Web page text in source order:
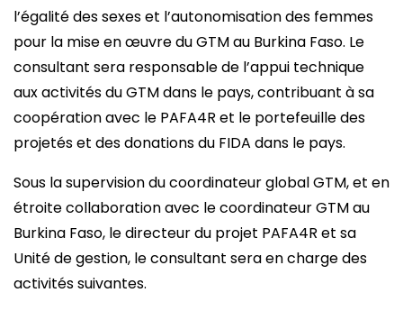
l’égalité des sexes et l’autonomisation des femmes
pour la mise en œuvre du GTM au Burkina Faso. Le
consultant sera responsable de l’appui technique
aux activités du GTM dans le pays, contribuant à sa
coopération avec le PAFA4R et le portefeuille des
projetés et des donations du FIDA dans le pays.
Sous la supervision du coordinateur global GTM, et en
étroite collaboration avec le coordinateur GTM au
Burkina Faso, le directeur du projet PAFA4R et sa
Unité de gestion, le consultant sera en charge des
activités suivantes.